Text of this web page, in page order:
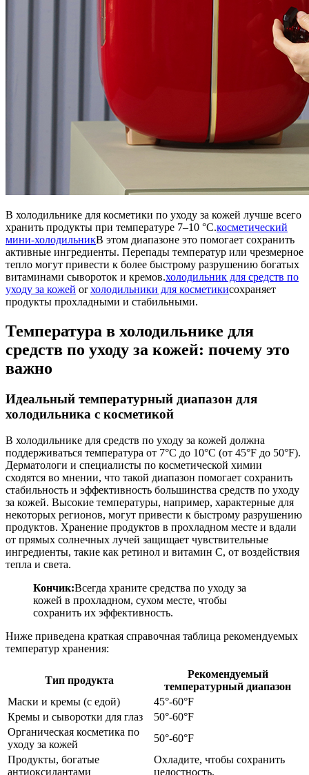
В холодильнике для косметики по уходу за кожей лучше всего
хранить продукты при температуре 7–10 °C.косметический
мини-холодильникВ этом диапазоне это помогает сохранить
активные ингредиенты. Перепады температур или чрезмерное
тепло могут привести к более быстрому разрушению богатых
витаминами сывороток и кремов.холодильник для средств по
уходу за кожей orхолодильники для косметикисохраняет
продукты прохладными и стабильными.
Температура в холодильнике для
средств по уходу за кожей: почему это
важно
Идеальный температурный диапазон для
холодильника с косметикой
В холодильнике для средств по уходу за кожей должна
поддерживаться температура от 7°C до 10°C (от 45°F до 50°F).
Дерматологи и специалисты по косметической химии
сходятся во мнении, что такой диапазон помогает сохранить
стабильность и эффективность большинства средств по уходу
за кожей. Высокие температуры, например, характерные для
некоторых регионов, могут привести к быстрому разрушению
продуктов. Хранение продуктов в прохладном месте и вдали
от прямых солнечных лучей защищает чувствительные
ингредиенты, такие как ретинол и витамин С, от воздействия
тепла и света.
Кончик:Всегда храните средства по уходу за
кожей в прохладном, сухом месте, чтобы
сохранить их эффективность.
Ниже приведена краткая справочная таблица рекомендуемых
температур хранения:
Тип продукта
Рекомендуемый
температурный диапазон
Маски и кремы (с едой)
45°-60°F
Кремы и сыворотки для глаз
50°-60°F
Органическая косметика по
уходу за кожей
50°-60°F
Продукты, богатые
антиоксидантами
Охладите, чтобы сохранить
целостность.